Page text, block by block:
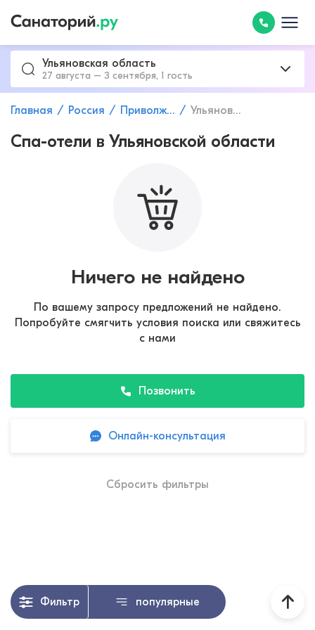
Ульяновская область
27 августа – 3 сентября, 1 гость
Главная Россия Приволжский федеральный округ Ульяновская область
Спа-отели в Ульяновской области
Ничего не найдено
По вашему запросу предложений не найдено.
Попробуйте смягчить условия поиска или свяжитесь
с нами
Позвонить
Онлайн-консультация
Сбросить фильтры
Фильтр популярные